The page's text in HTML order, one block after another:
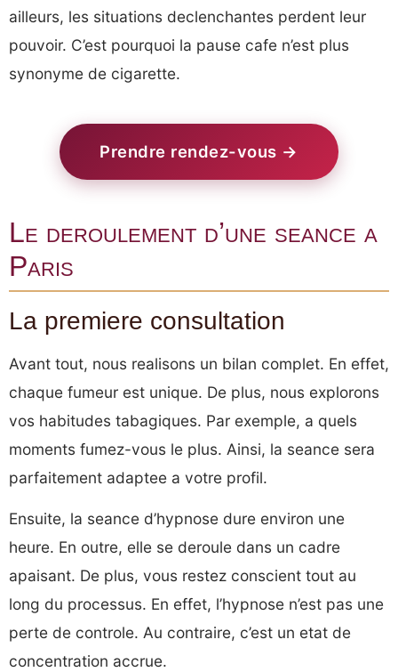
ailleurs, les situations declenchantes perdent leur
pouvoir. C’est pourquoi la pause cafe n’est plus
synonyme de cigarette.
Prendre rendez-vous →
Le deroulement d’une seance a
Paris
La premiere consultation
Avant tout, nous realisons un bilan complet. En effet,
chaque fumeur est unique. De plus, nous explorons
vos habitudes tabagiques. Par exemple, a quels
moments fumez-vous le plus. Ainsi, la seance sera
parfaitement adaptee a votre profil.
Ensuite, la seance d’hypnose dure environ une
heure. En outre, elle se deroule dans un cadre
apaisant. De plus, vous restez conscient tout au
long du processus. En effet, l’hypnose n’est pas une
perte de controle. Au contraire, c’est un etat de
concentration accrue.